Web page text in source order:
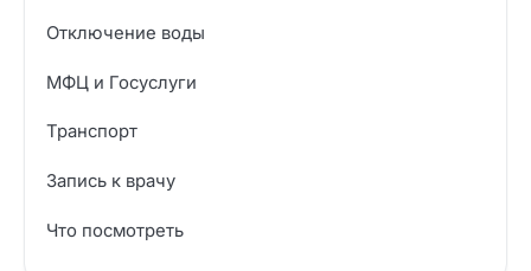
Отключение воды
МФЦ и Госуслуги
Транспорт
Запись к врачу
Что посмотреть